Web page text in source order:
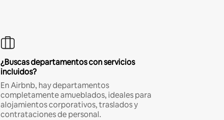
¿Buscas departamentos con servicios
incluidos?
En Airbnb, hay departamentos
completamente amueblados, ideales para
alojamientos corporativos, traslados y
contrataciones de personal.